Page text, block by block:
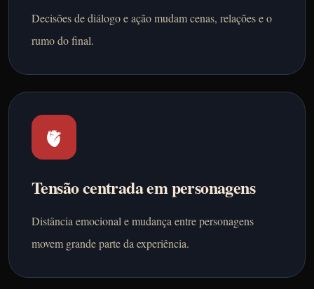
Decisões de diálogo e ação mudam cenas, relações e o
rumo do final.
🫀
Tensão centrada em personagens
Distância emocional e mudança entre personagens
movem grande parte da experiência.